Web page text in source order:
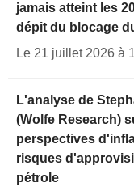
jamais atteint les
dépit du blocage
Le 21 juillet 2026 à
L'analyse de
(Wolfe Research)
perspectives
risques
pétrole